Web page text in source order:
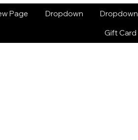
Page Dropdown Dropdown
Gift Card